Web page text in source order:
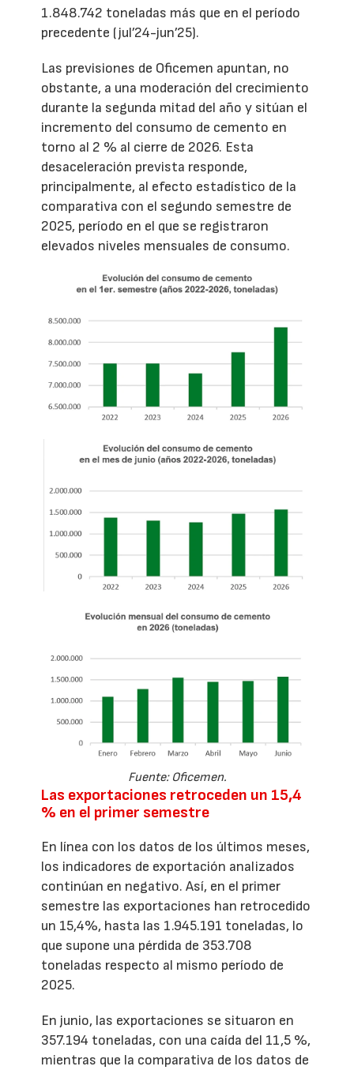
1.848.742 toneladas más que en el período
precedente (jul’24-jun’25).
Las previsiones de Oficemen apuntan, no
obstante, a una moderación del crecimiento
durante la segunda mitad del año y sitúan el
incremento del consumo de cemento en
torno al 2 % al cierre de 2026. Esta
desaceleración prevista responde,
principalmente, al efecto estadístico de la
comparativa con el segundo semestre de
2025, período en el que se registraron
elevados niveles mensuales de consumo.
Fuente: Oficemen.
Las exportaciones retroceden un 15,4
% en el primer semestre
En línea con los datos de los últimos meses,
los indicadores de exportación analizados
continúan en negativo. Así, en el primer
semestre las exportaciones han retrocedido
un 15,4%, hasta las 1.945.191 toneladas, lo
que supone una pérdida de 353.708
toneladas respecto al mismo período de
2025.
En junio, las exportaciones se situaron en
357.194 toneladas, con una caída del 11,5 %,
mientras que la comparativa de los datos de